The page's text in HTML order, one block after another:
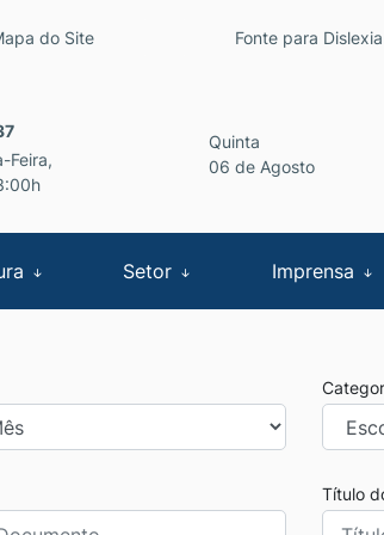
do Site Fonte para Dislexia
Feira,
Quinta
06 de Agosto
Setor Imprensa
Título